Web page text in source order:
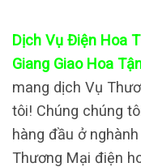
Dịch Vụ Điện Hoa
Giang Giao Hoa
mang dịch Vụ
tôi! Chúng chúng
hàng đầu ở
Thương Mại điện